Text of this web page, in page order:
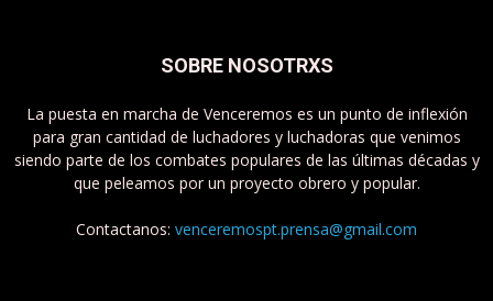
SOBRE NOSOTRXS
La puesta en marcha de Venceremos es un punto de inflexión
para gran cantidad de luchadores y luchadoras que venimos
siendo parte de los combates populares de las últimas décadas y
que peleamos por un proyecto obrero y popular.
Contactanos: venceremospt.prensa@gmail.com